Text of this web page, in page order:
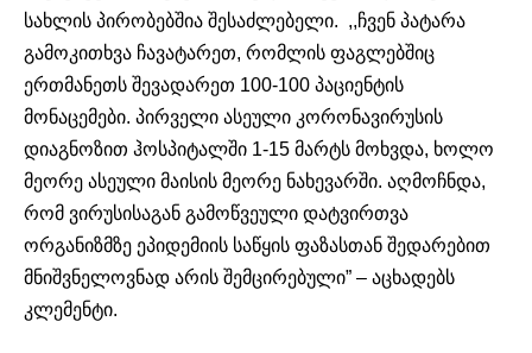
სახლის პირობებშია შესაძლებელი. ,,ჩვენ პატარა
გამოკითხვა ჩავატარეთ, რომლის ფაგლებშიც
ერთმანეთს შევადარეთ 100-100 პაციენტის
მონაცემები. პირველი ასეული კორონავირუსის
დიაგნოზით ჰოსპიტალში 1-15 მარტს მოხვდა, ხოლო
მეორე ასეული მაისის მეორე ნახევარში. აღმოჩნდა,
რომ ვირუსისაგან გამოწვეული დატვირთვა
ორგანიზმზე ეპიდემიის საწყის ფაზასთან შედარებით
მნიშვნელოვნად არის შემცირებული” – აცხადებს
კლემენტი.